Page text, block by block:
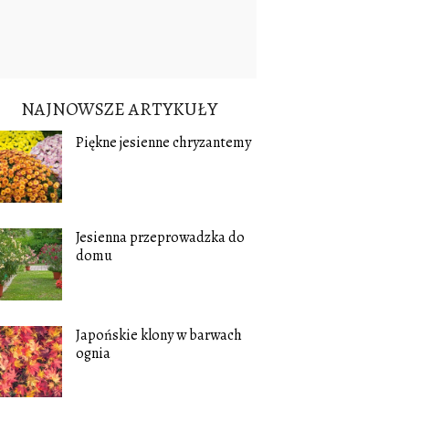
NAJNOWSZE ARTYKUŁY
Piękne jesienne chryzantemy
Jesienna przeprowadzka do
domu
Japońskie klony w barwach
ognia